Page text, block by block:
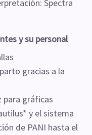
Spectra
y su personal
gracias a la
para gráficas
y el sistema
de PANI hasta el